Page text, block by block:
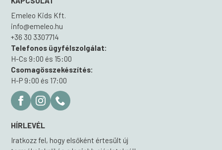
Emeleo Kids Kft.
info@emeleo.hu
+36 30 3307714
Telefonos ügyfélszolgálat:
H-Cs 9:00 és 15:00
Csomagösszekészítés:
H-P 9:00 és 17:00
HÍRLEVÉL
Iratkozz fel, hogy elsőként értesült új